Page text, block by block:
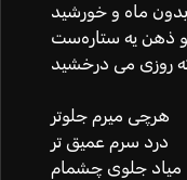
بدون ماه و خورشید
ذهن یه ستاره‌ست
روزی می درخشید
هرچی میرم جلوتر
درد سرم عمیق تر
میاد جلوی چشمام